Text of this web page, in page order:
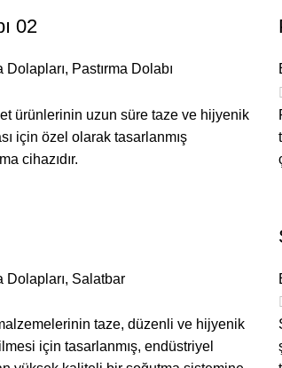
02
Dolapları, Pastırma Dolabı
et ürünlerinin uzun süre taze ve hijyenik
için özel olarak tasarlanmış
cihazıdır.
Dolapları, Salatbar
taze, düzenli ve hijyenik
için tasarlanmış, endüstriyel